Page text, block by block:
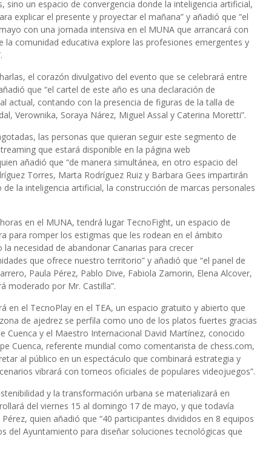
sino un espacio de convergencia donde la inteligencia artificial,
explicar el presente y proyectar el mañana” y añadió que “el
con una jornada intensiva en el MUNA que arrancará con
la comunidad educativa explore las profesiones emergentes y
el corazón divulgativo del evento que se celebrará entre
que “el cartel de este año es una declaración de
actual, contando con la presencia de figuras de la talla de
Verownika, Soraya Nárez, Miguel Assal y Caterina Moretti”.
las personas que quieran seguir este segmento de
que estará disponible en la página web
añadió que “de manera simultánea, en otro espacio del
Torres, Marta Rodríguez Ruiz y Barbara Gees impartirán
la inteligencia artificial, la construcción de marcas personales
en el MUNA, tendrá lugar TecnoFight, un espacio de
para romper los estigmas que les rodean en el ámbito
necesidad de abandonar Canarias para crecer
que ofrece nuestro territorio” y añadió que “el panel de
Paula Pérez, Pablo Dive, Fabiola Zamorin, Elena Alcover,
moderado por Mr. Castilla”.
en el TecnoPlay en el TEA, un espacio gratuito y abierto que
de ajedrez se perfila como uno de los platos fuertes gracias
Cuenca y el Maestro Internacional David Martínez, conocido
Cuenca, referente mundial como comentarista de chess.com,
al público en un espectáculo que combinará estrategia y
vibrará con torneos oficiales de populares videojuegos”.
y la transformación urbana se materializará en
del viernes 15 al domingo 17 de mayo, y que todavía
quien añadió que “40 participantes divididos en 8 equipos
Ayuntamiento para diseñar soluciones tecnológicas que